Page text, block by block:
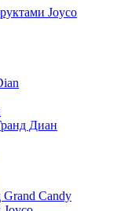
Joyco
Диан
Grand Candy